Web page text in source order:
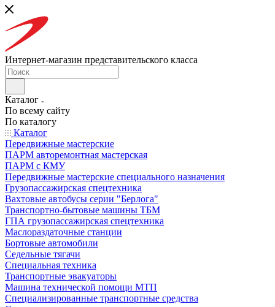
Интернет-магазин представительского класса
Каталог
По всему сайту
По каталогу
Каталог
Передвижные мастерские
ПАРМ авторемонтная мастерская
ПАРМ с КМУ
Передвижные мастерские специального назначения
Грузопассажирская спецтехника
Вахтовые автобусы серии "Берлога"
Транспортно-бытовые машины ТБМ
ГПА грузопассажирская спецтехника
Маслораздаточные станции
Бортовые автомобили
Седельные тягачи
Специальная техника
Транспортные эвакуаторы
Машина технической помощи МТП
Специализированные транспортные средства